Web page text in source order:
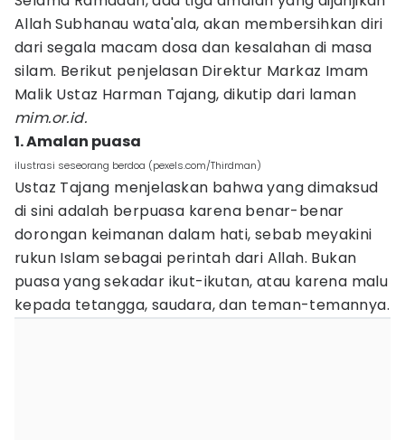
Allah Subhanau wata'ala, akan membersihkan diri
dari segala macam dosa dan kesalahan di masa
silam. Berikut penjelasan Direktur Markaz Imam
Malik Ustaz Harman Tajang, dikutip dari laman
mim.or.id.
1. Amalan puasa
ilustrasi seseorang berdoa (pexels.com/Thirdman)
Ustaz Tajang menjelaskan bahwa yang dimaksud
di sini adalah berpuasa karena benar-benar
dorongan keimanan dalam hati, sebab meyakini
rukun Islam sebagai perintah dari Allah. Bukan
puasa yang sekadar ikut-ikutan, atau karena malu
kepada tetangga, saudara, dan teman-temannya.